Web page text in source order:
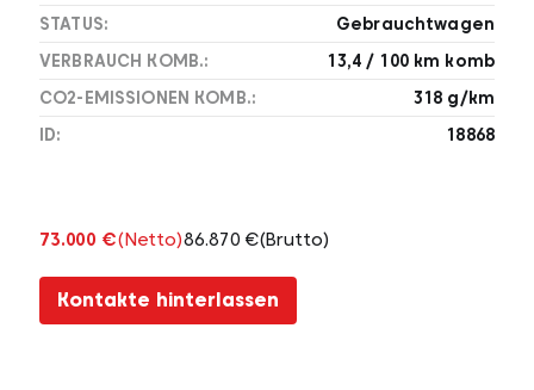
STATUS:
Gebrauchtwagen
VERBRAUCH KOMB.:
13,4 / 100 km komb
CO2-EMISSIONEN KOMB.:
318 g/km
ID:
18868
73.000 €(Netto)86.870 €(Brutto)
Kontakte hinterlassen